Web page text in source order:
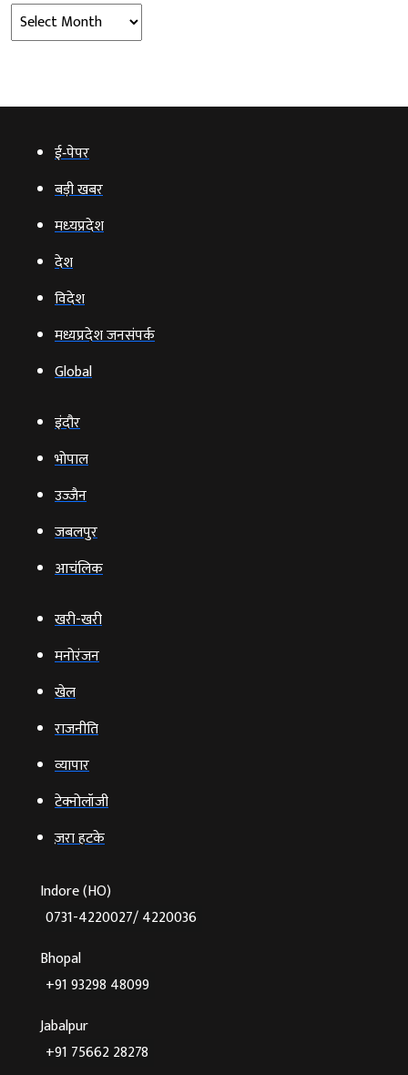
Archives
ई‑पेपर
बड़ी खबर
मध्‍यप्रदेश
देश
विदेश
मध्यप्रदेश जनसंपर्क
Global
इंदौर
भोपाल
उज्‍जैन
जबलपुर
आचंलिक
खरी-खरी
मनोरंजन
खेल
राजनीति
व्‍यापार
टेक्‍नोलॉजी
ज़रा हटके
Indore (HO)
0731-4220027/ 4220036
Bhopal
+91 93298 48099
Jabalpur
+91 75662 28278